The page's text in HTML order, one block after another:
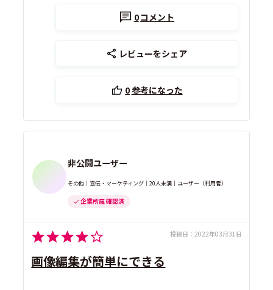
0コメント
レビューをシェア
0参考になった
非公開ユーザー
その他｜宣伝・マーケティング｜20人未満｜ユーザー（利用者）
企業所属 確認済
投稿日： 2022年03月31日
画像編集が簡単にできる